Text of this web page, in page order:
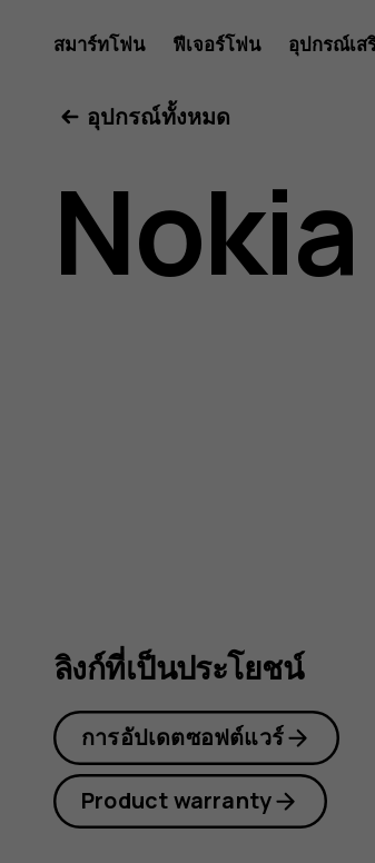
คู่มือ
ผู้
ใช้
3G
สมาร์ทโฟน ฟีเจอร์โฟน อุปกรณ์เส
อุปกรณ์ทั้งหมด
ลิงก์ที่เป็นประโยชน์
การอัปเดตซอฟต์แวร์
Product warranty